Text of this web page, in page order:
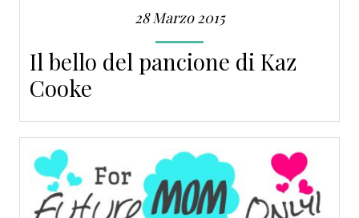
28 Marzo 2015
Il bello del pancione di Kaz
Cooke